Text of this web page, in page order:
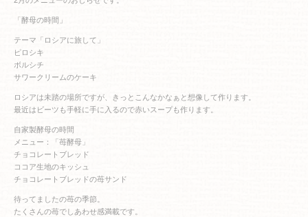
「酵母の時間」
テーマ「ロシアに旅して」
ピロシキ
ボルシチ
サワークリームのケーキ
ロシアは未踏の場所ですが、きっとこんなかなぁと想像して作ります。
最近はビーツも手軽に手に入るので赤いスープも作ります。
自家製酵母の時間
メニュー：「苺酵母」
チョコレートブレッド
ココア生地のキッシュ
チョコレートブレッドの苺サンド
待ってましたの苺の季節。
たくさんの苺でしあわせ感満載です。